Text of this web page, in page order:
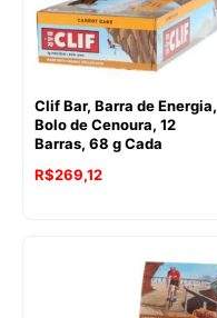
Clif Bar, Barra de Energia,
Bolo de Cenoura, 12
Barras, 68 g Cada
R$269,12